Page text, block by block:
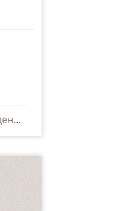
Просмотреть все сведения